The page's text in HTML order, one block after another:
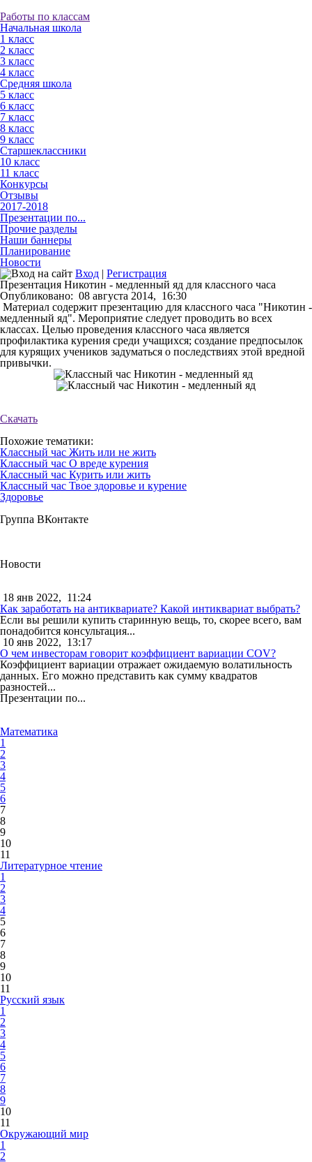
Работы по классам
Начальная школа
1 класс
2 класс
3 класс
4 класс
Средняя школа
5 класс
6 класс
7 класс
8 класс
9 класс
Старшеклассники
10 класс
11 класс
Конкурсы
Отзывы
2017-2018
Презентации по...
Прочие разделы
Наши баннеры
Планирование
Новости
Вход | Регистрация
Презентация Никотин - медленный яд для классного часа
Опубликовано: 08 августа 2014, 16:30
Материал содержит презентацию для классного часа "Никотин -
медленный яд". Мероприятие следует проводить во всех
классах. Целью проведения классного часа является
профилактика курения среди учащихся; создание предпосылок
для курящих учеников задуматься о последствиях этой вредной
привычки.
Скачать
Похожие тематики:
Классный час Жить или не жить
Классный час О вреде курения
Классный час Курить или жить
Классный час Твое здоровье и курение
Здоровье
Группа ВКонтакте
Новости
18 янв 2022, 11:24
Как заработать на антиквариате? Какой интиквариат выбрать?
Если вы решили купить старинную вещь, то, скорее всего, вам
понадобится консультация...
10 янв 2022, 13:17
О чем инвесторам говорит коэффициент вариации COV?
Коэффициент вариации отражает ожидаемую волатильность
данных. Его можно представить как сумму квадратов
разностей...
Презентации по...
Математика
1
2
3
4
5
6
7
8
9
10
11
Литературное чтение
1
2
3
4
5
6
7
8
9
10
11
Русский язык
1
2
3
4
5
6
7
8
9
10
11
Окружающий мир
1
2